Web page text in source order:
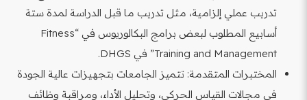
تدريب عملي إلزامية، مثل تدريب ما قبل الدراسة لمدة ستة
أسابيع المطلوب لبعض برامج البكالوريوس في “Fitness
Training and Management” في DHGS.
المختبرات المتقدمة: تتميز الجامعات بتجهيزات عالية الجودة
في مجالات القياس الحركي، وتحليل الأداء، ومراقبة وظائف